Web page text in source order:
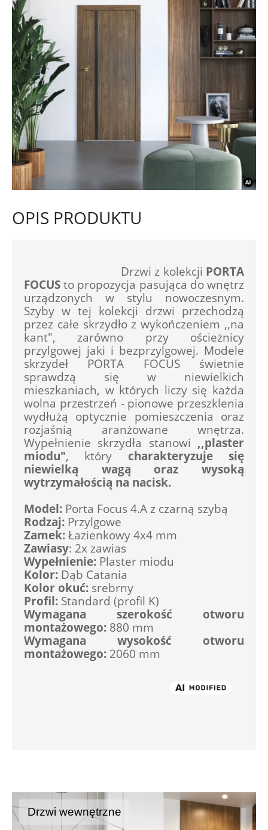
OPIS PRODUKTU
				Drzwi z kolekcji
PORTA
FOCUS to propozycja pasująca do wnętrz
urządzonych w stylu nowoczesnym.
Szyby w tej kolekcji drzwi przechodzą
przez całe skrzydło z wykończeniem ,,na
kant", zarówno przy ościeżnicy
przylgowej jaki i bezprzylgowej. Modele
skrzydeł PORTA FOCUS świetnie
sprawdzą się w niewielkich
mieszkaniach, w których liczy się każda
wolna przestrzeń - pionowe przeszklenia
wydłużą optycznie pomieszczenia oraz
rozjaśnią aranżowane wnętrza.
Wypełnienie skrzydła stanowi ,,plaster
miodu", który charakteryzuje się
niewielką wagą oraz wysoką
wytrzymałością na nacisk.
Model: Porta Focus 4.A z czarną szybą
Rodzaj: Przylgowe
Zamek: Łazienkowy 4x4 mm
Zawiasy: 2x zawias
Wypełnienie: Plaster miodu
Kolor: Dąb Catania
Kolor okuć: srebrny
Profil: Standard (profil K)
Wymagana szerokość otworu
montażowego: 880 mm
Wymagana wysokość otworu
montażowego: 2060 mm
Drzwi wewnętrzne